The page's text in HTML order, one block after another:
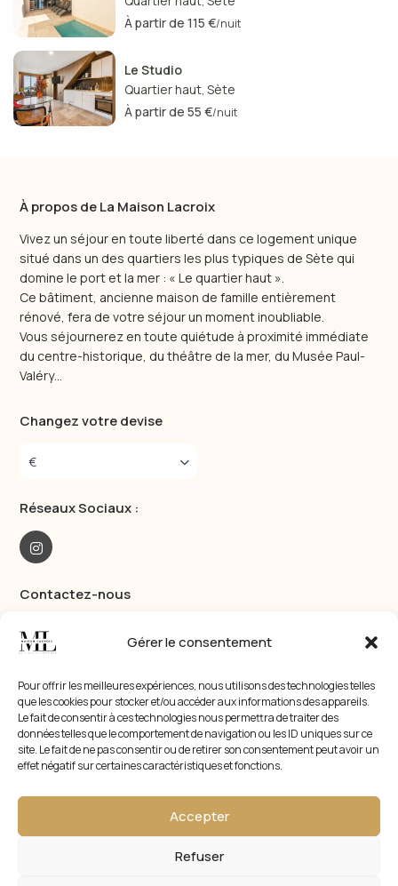
Gérer le consentement
Pour offrir les meilleures expériences, nous utilisons des technologies telles
que les cookies pour stocker et/ou accéder aux informations des appareils.
Le fait de consentir à ces technologies nous permettra de traiter des
données telles que le comportement de navigation ou les ID uniques sur ce
site. Le fait de ne pas consentir ou de retirer son consentement peut avoir un
effet négatif sur certaines caractéristiques et fonctions.
Accepter
Refuser
À partir de 115 €/nuit
Le Studio
Quartier haut,Sète
À partir de 55 €/nuit
À propos de La Maison Lacroix
Vivez un séjour en toute liberté dans ce logement unique
situé dans un des quartiers les plus typiques de Sète qui
domine le port et la mer : « Le quartier haut ».
Ce bâtiment, ancienne maison de famille entièrement
rénové, fera de votre séjour un moment inoubliable.
Vous séjournerez en toute quiétude à proximité immédiate
du centre-historique, du théâtre de la mer, du Musée Paul-
Valéry…
Changez votre devise
€
Réseaux Sociaux :
Contactez-nous
+33 6 20 96 46 77
Les Locations
Le Duplex
Quartier haut,Sète
À partir de 115 €/nuit
Le Studio
Quartier haut
À partir de 55 €/nuit